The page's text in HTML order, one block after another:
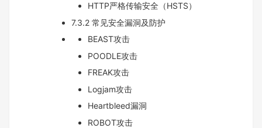
HTTP严格传输安全（HSTS）
7.3.2 常见安全漏洞及防护
BEAST攻击
POODLE攻击
FREAK攻击
Logjam攻击
Heartbleed漏洞
ROBOT攻击